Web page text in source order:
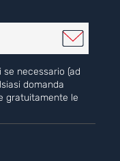
necessario (ad
domanda
gratuitamente le